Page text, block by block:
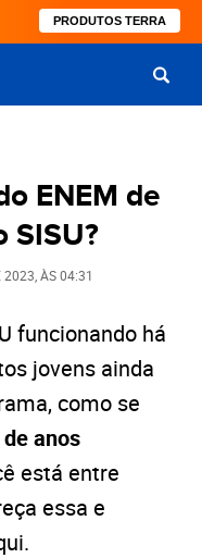
PRODUTOS TERRA
ENEM de
SISU?
2023 , ÀS04:31
funcionando há
jovens ainda
como se
anos
está entre
essa e